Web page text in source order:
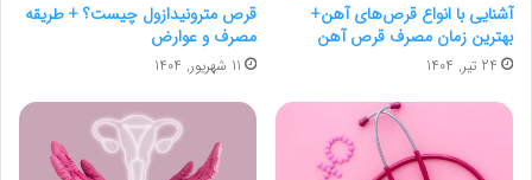
آشنایی با انواع قرص‌های آهن+
بهترین زمان مصرف قرص آهن
24 تیر, 1404
قرص مترونیدازول چیست؟ + طریقه
مصرف و عوارض
11 شهریور, 1404